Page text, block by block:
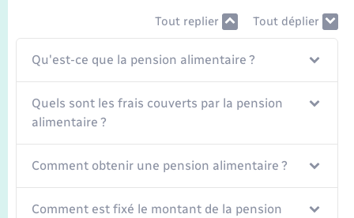
Tout replier Tout déplier
Qu'est-ce que la pension alimentaire ?
Quels sont les frais couverts par la pension
alimentaire ?
Comment obtenir une pension alimentaire ?
Comment est fixé le montant de la pension